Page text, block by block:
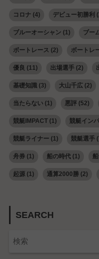
コロナ(4) デビュー初勝利
ブルーオーシャン (1) ブー
ボートレース (2) ボートレ
優良 (11) 出場選手(2)
基礎知識(3) 大山千広(2)
当たらない(1) 悪評(52)
競艇IMPACT(1) 競艇イン
競艇ライナー (1) 競艇選手
舟券(1) 船の時代(1)
起源(1) 通算2000勝(2)
SEARCH